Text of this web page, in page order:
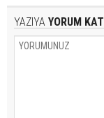
YAZIYA YORUM KAT